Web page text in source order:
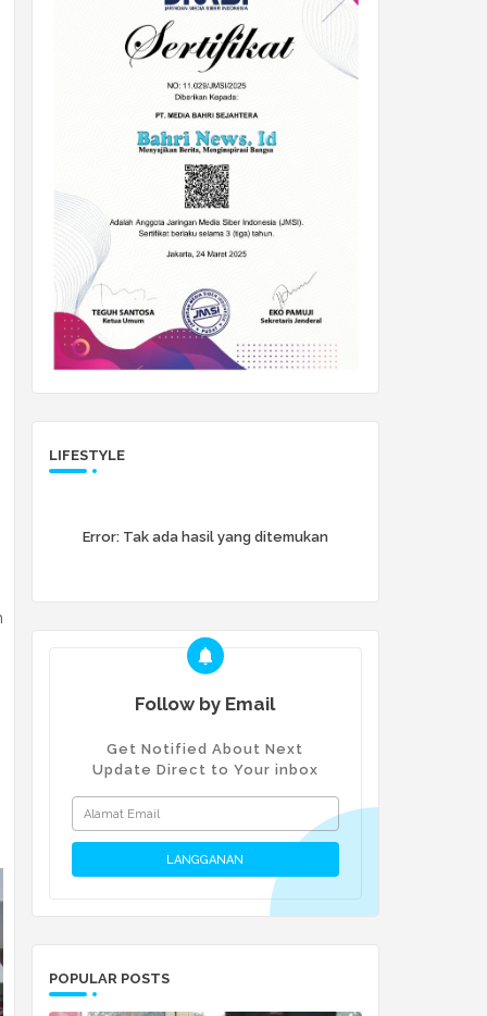
LIFESTYLE
Error:Tak ada hasil yang ditemukan
Follow by Email
Get Notified About Next
Update Direct to Your inbox
POPULAR POSTS